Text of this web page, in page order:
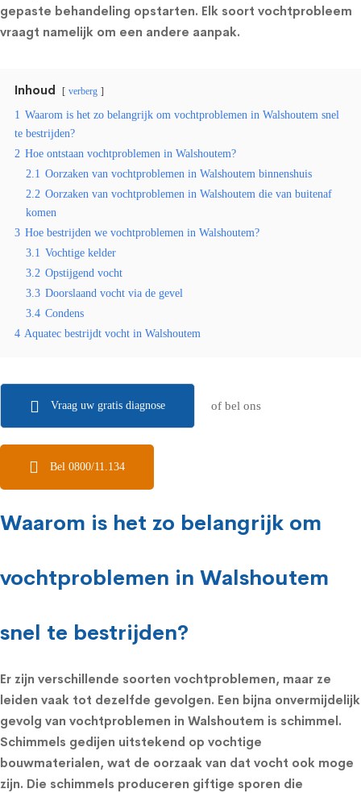
gepaste behandeling opstarten. Elk soort vochtprobleem
vraagt namelijk om een andere aanpak.
Inhoud verberg
1 Waarom is het zo belangrijk om vochtproblemen in Walshoutem snel
te bestrijden?
2 Hoe ontstaan vochtproblemen in Walshoutem?
2.1 Oorzaken van vochtproblemen in Walshoutem binnenshuis
2.2 Oorzaken van vochtproblemen in Walshoutem die van buitenaf
komen
3 Hoe bestrijden we vochtproblemen in Walshoutem?
3.1 Vochtige kelder
3.2 Opstijgend vocht
3.3 Doorslaand vocht via de gevel
3.4 Condens
4 Aquatec bestrijdt vocht in Walshoutem
Vraag uw gratis diagnose of bel ons
Bel 0800/11.134
Waarom is het zo belangrijk om
vochtproblemen in Walshoutem
snel te bestrijden?
Er zijn verschillende soorten vochtproblemen, maar ze
leiden vaak tot dezelfde gevolgen. Een bijna onvermijdelijk
gevolg van vochtproblemen in Walshoutem is schimmel.
Schimmels gedijen uitstekend op vochtige
bouwmaterialen, wat de oorzaak van dat vocht ook moge
zijn. Die schimmels produceren giftige sporen die